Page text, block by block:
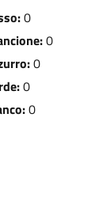
0
0
0
0
0